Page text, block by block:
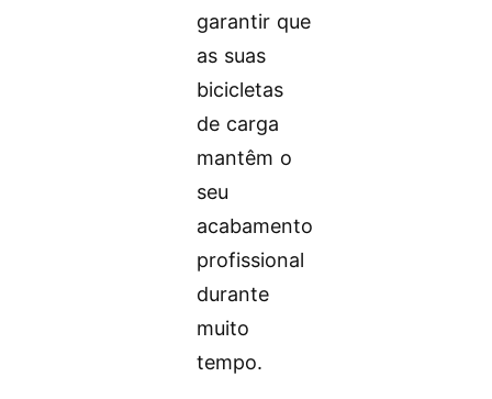
garantir que
as suas
bicicletas
de carga
mantêm o
seu
acabamento
profissional
durante
muito
tempo.